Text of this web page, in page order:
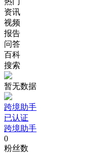
资讯
视频
报告
问答
百科
搜索
暂无数据
跨境助手
已认证
跨境助手
0
粉丝数